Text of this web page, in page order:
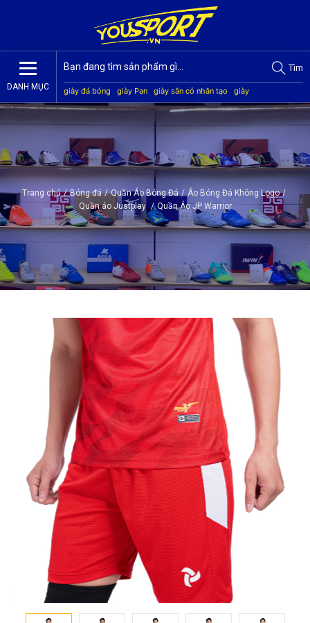
DANH MỤC
Tìm
giày đá bóng giày Pan giày sân cỏ nhân tạo
giày
Jogarbola
giày Mitre giày Akka quần áo bóng đá
giày
Trang chủ / Bóng đá / Quần Áo Bóng Đá / Áo Bóng Đá Không Logo /
Quần áo Justplay / Quần Áo JP Warrior